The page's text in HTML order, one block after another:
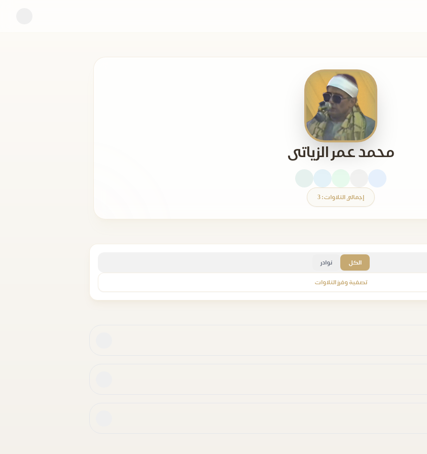
محمد عمر الزياتى
إجمالي التلاوات: 3
الكل نوادر
تصفية وفرز التلاوات